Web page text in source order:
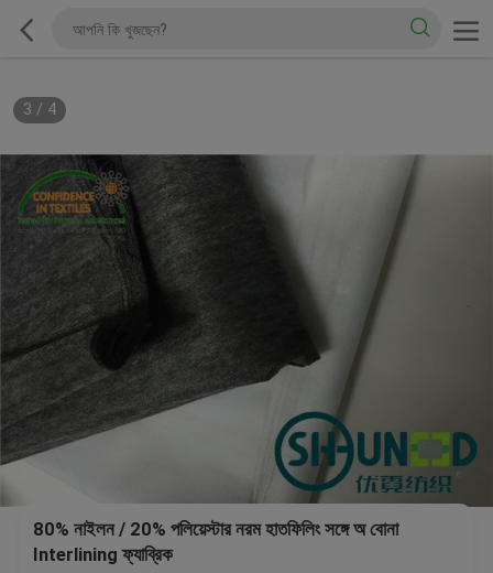
3 / 4
80% নাইলন / 20% পলিয়েস্টার নরম হাতফিলিং সঙ্গে অ বোনা
Interlining ফ্যাব্রিক